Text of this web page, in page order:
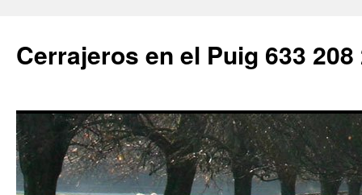
contenido
Cerrajeros en el Puig 633 208